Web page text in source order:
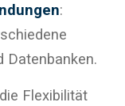
:
Datenbanken.
Flexibilität